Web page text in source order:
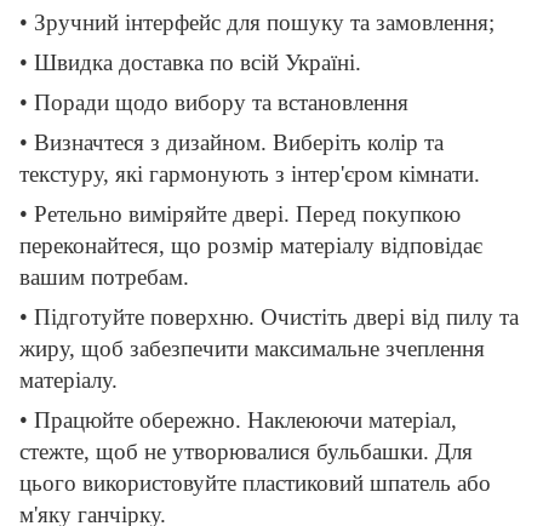
• Зручний інтерфейс для пошуку та замовлення;
• Швидка доставка по всій Україні.
• Поради щодо вибору та встановлення
• Визначтеся з дизайном. Виберіть колір та
текстуру, які гармонують з інтер'єром кімнати.
• Ретельно виміряйте двері. Перед покупкою
переконайтеся, що розмір матеріалу відповідає
вашим потребам.
• Підготуйте поверхню. Очистіть двері від пилу та
жиру, щоб забезпечити максимальне зчеплення
матеріалу.
• Працюйте обережно. Наклеюючи матеріал,
стежте, щоб не утворювалися бульбашки. Для
цього використовуйте пластиковий шпатель або
м'яку ганчірку.